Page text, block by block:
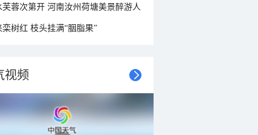
芙蓉次第开 河南汝州荷塘美景醉游人
栾树红 枝头挂满“胭脂果”
视频